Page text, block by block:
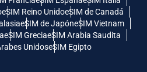
eSIM Reino UnidoeSIM de Canadá
eSIM de JapóneSIM Vietnam
eSIM GreciaeSIM Arabia Saudita
UnidoseSIM Egipto